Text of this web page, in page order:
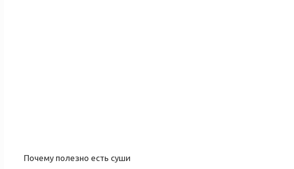
Почему полезно есть суши